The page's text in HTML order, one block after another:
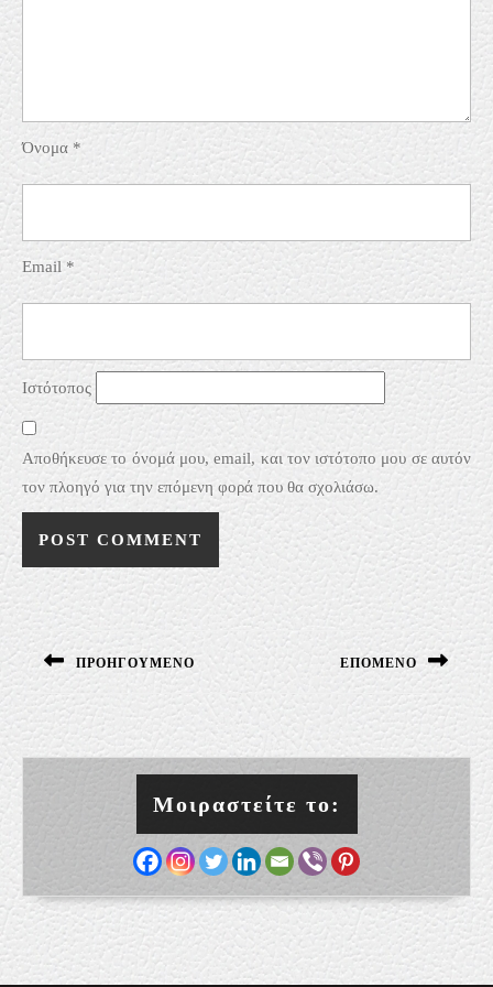
Όνομα *
Email *
Ιστότοπος
Αποθήκευσε το όνομά μου, email, και τον ιστότοπο μου σε αυτόν
τον πλοηγό για την επόμενη φορά που θα σχολιάσω.
Πλοήγηση
άρθρων
ΠΡΟΗΓΟΎΜΕΝΟ
Previous
post:
ΕΠΌΜΕΝΟ
post:
Μοιραστείτε το: